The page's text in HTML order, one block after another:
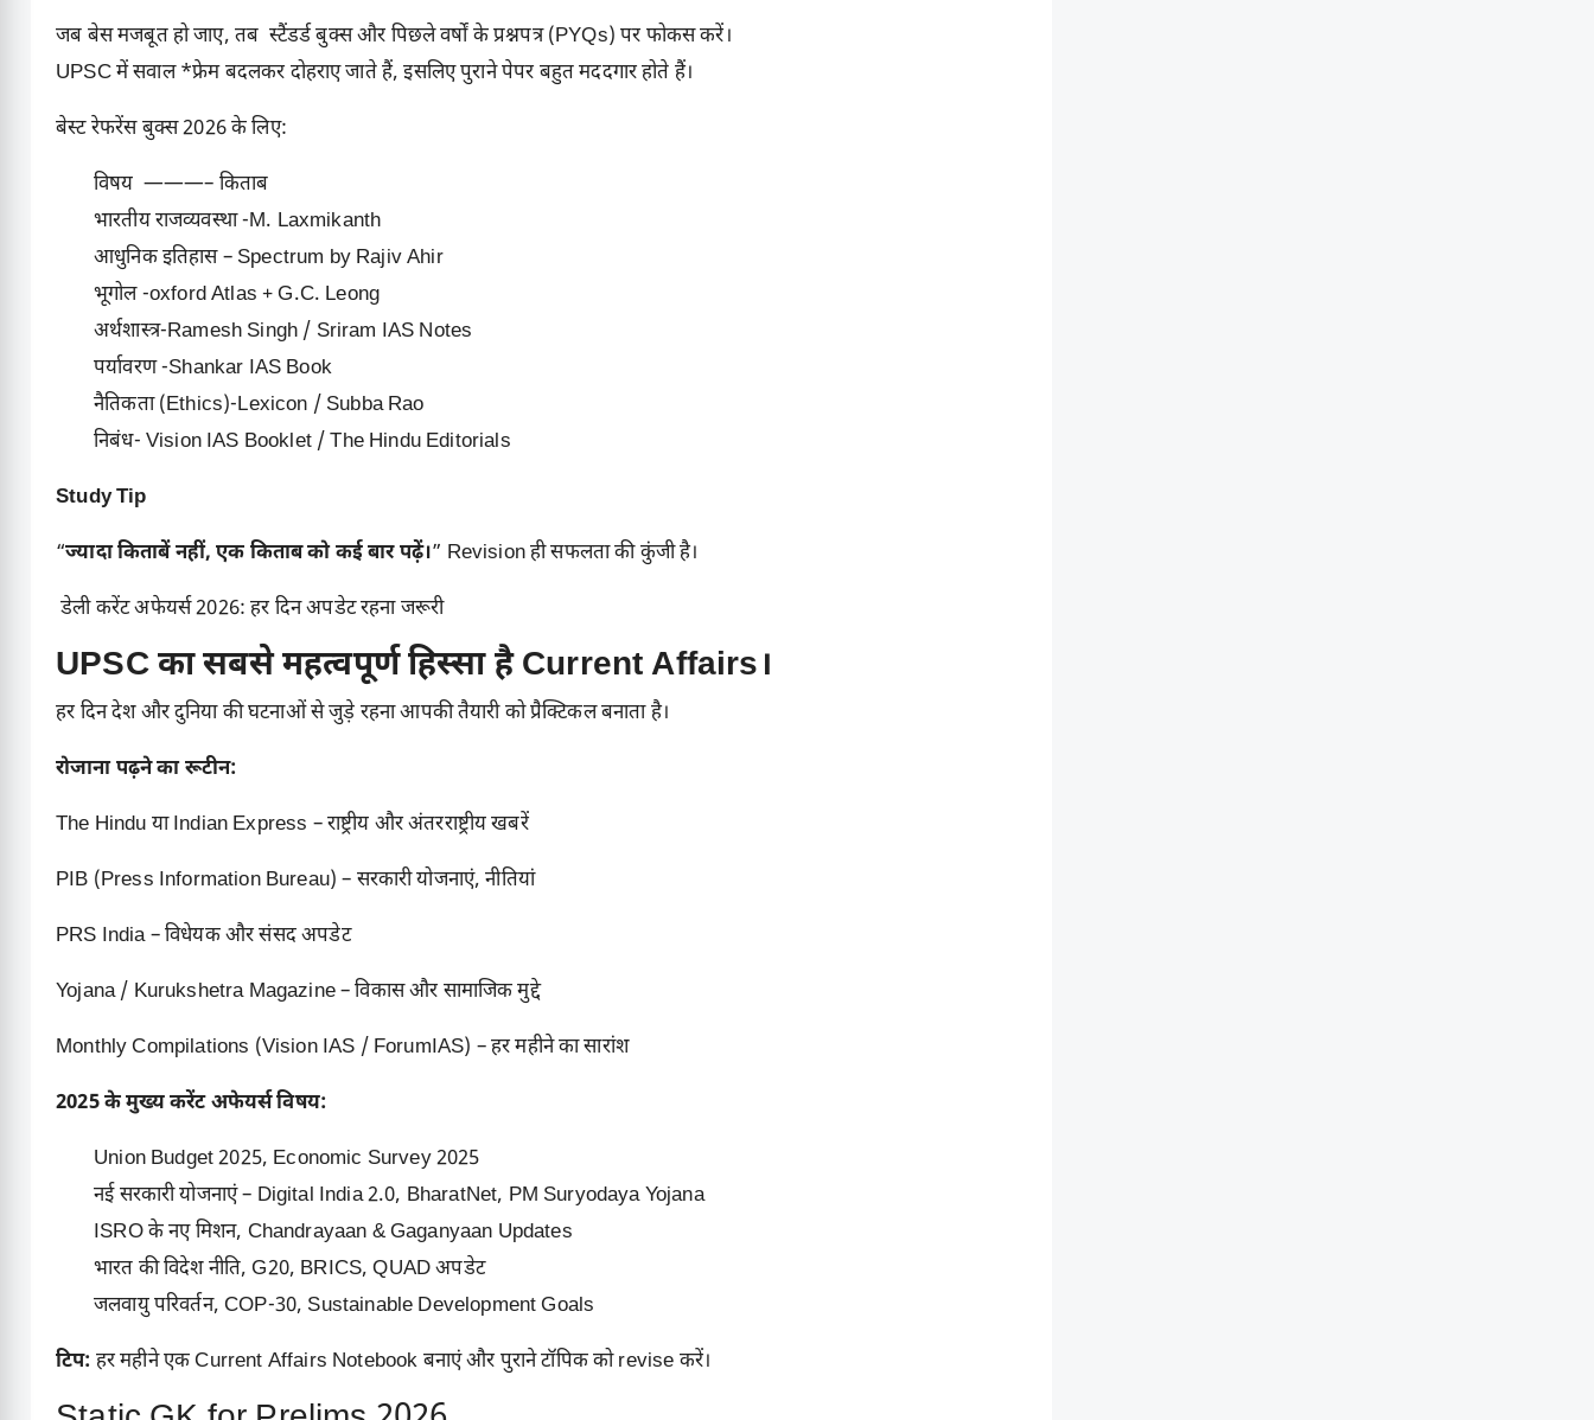
जब बेस मजबूत हो जाए, तब स्टैंडर्ड बुक्स और पिछले वर्षों के प्रश्नपत्र (PYQs) पर फोकस करें।
UPSC में सवाल *फ्रेम बदलकर दोहराए जाते हैं, इसलिए पुराने पेपर बहुत मददगार होते हैं।
बेस्ट रेफरेंस बुक्स 2026 के लिए:
विषय ———– किताब
भारतीय राजव्यवस्था -M. Laxmikanth
आधुनिक इतिहास – Spectrum by Rajiv Ahir
भूगोल -oxford Atlas + G.C. Leong
अर्थशास्त्र-Ramesh Singh / Sriram IAS Notes
पर्यावरण -Shankar IAS Book
नैतिकता (Ethics)-Lexicon / Subba Rao
निबंध- Vision IAS Booklet / The Hindu Editorials
Study Tip
“ज्यादा किताबें नहीं, एक किताब को कई बार पढ़ें।” Revision ही सफलता की कुंजी है।
डेली करेंट अफेयर्स 2026: हर दिन अपडेट रहना जरूरी
UPSC का सबसे महत्वपूर्ण हिस्सा है Current Affairs।
हर दिन देश और दुनिया की घटनाओं से जुड़े रहना आपकी तैयारी को प्रैक्टिकल बनाता है।
रोजाना पढ़ने का रूटीन:
The Hindu या Indian Express – राष्ट्रीय और अंतरराष्ट्रीय खबरें
PIB (Press Information Bureau) – सरकारी योजनाएं, नीतियां
PRS India – विधेयक और संसद अपडेट
Yojana / Kurukshetra Magazine – विकास और सामाजिक मुद्दे
Monthly Compilations (Vision IAS / ForumIAS) – हर महीने का सारांश
2025 के मुख्य करेंट अफेयर्स विषय:
Union Budget 2025, Economic Survey 2025
नई सरकारी योजनाएं – Digital India 2.0, BharatNet, PM Suryodaya Yojana
ISRO के नए मिशन, Chandrayaan & Gaganyaan Updates
भारत की विदेश नीति, G20, BRICS, QUAD अपडेट
जलवायु परिवर्तन, COP-30, Sustainable Development Goals
टिप: हर महीने एक Current Affairs Notebook बनाएं और पुराने टॉपिक को revise करें।